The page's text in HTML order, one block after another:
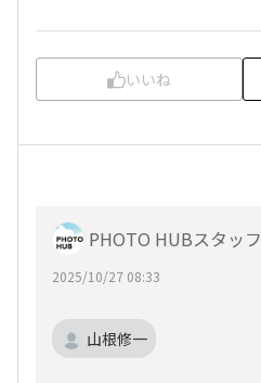
いいね
PHOTO HUBスタッフ
2025/10/27 08:33
山根修一